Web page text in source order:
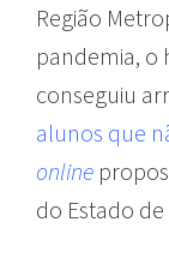
Região
pandemia, o
conseguiu
alunos que
online
do Estado